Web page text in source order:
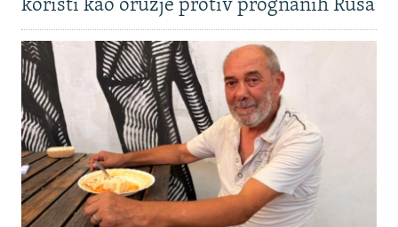
koristi kao oružje protiv prognanih Rusa